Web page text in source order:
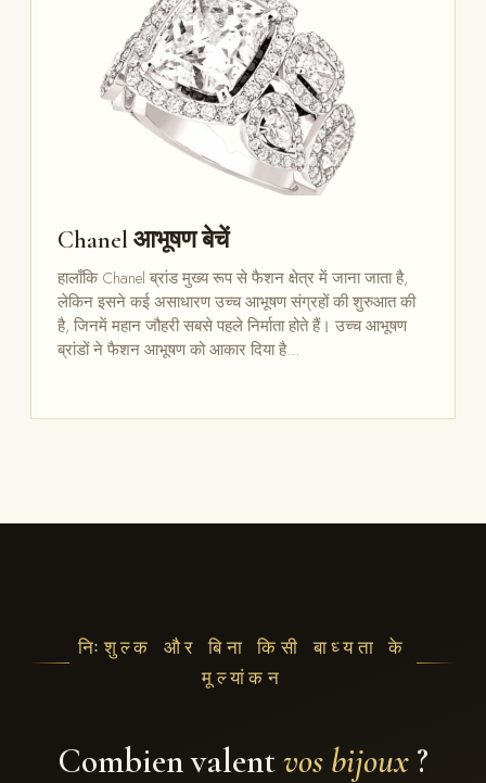
Chanel आभूषण बेचें
हालाँकि Chanel ब्रांड मुख्य रूप से फैशन क्षेत्र में जाना जाता है,
लेकिन इसने कई असाधारण उच्च आभूषण संग्रहों की शुरुआत की
है, जिनमें महान जौहरी सबसे पहले निर्माता होते हैं। उच्च आभूषण
ब्रांडों ने फैशन आभूषण को आकार दिया है…
निःशुल्क और बिना किसी बाध्यता के
मूल्यांकन
Combien valentvos bijoux ?